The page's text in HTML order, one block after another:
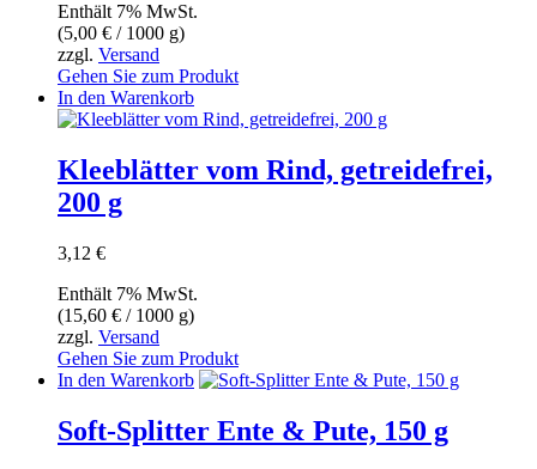
war:
2,75 €
ist:
2,00 €.
Enthält 7% MwSt.
(5,00 € / 1000 g)
zzgl. Versand
Gehen Sie zum Produkt
In den Warenkorb
Kleeblätter vom Rind, getreidefrei,
200 g
3,12 €
Enthält 7% MwSt.
(15,60 € / 1000 g)
zzgl. Versand
Gehen Sie zum Produkt
In den Warenkorb
Soft-Splitter Ente & Pute, 150 g